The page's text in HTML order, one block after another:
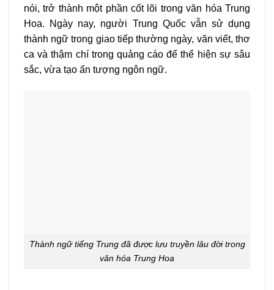
nói, trở thành một phần cốt lõi trong văn hóa Trung
Hoa. Ngày nay, người Trung Quốc vẫn sử dụng
thành ngữ trong giao tiếp thường ngày, văn viết, thơ
ca và thậm chí trong quảng cáo để thể hiện sự sâu
sắc, vừa tạo ấn tượng ngôn ngữ.
Thành ngữ tiếng Trung đã được lưu truyền lâu đời trong
văn hóa Trung Hoa